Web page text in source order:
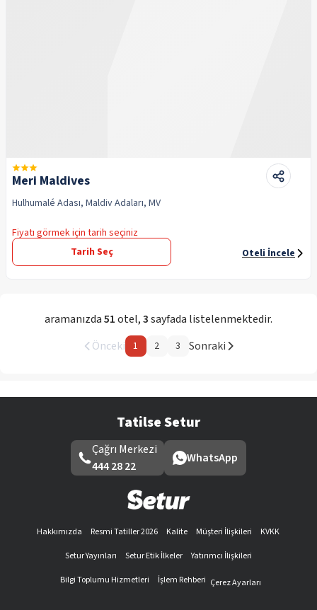
Meri Maldives
Hulhumalé Adası, Maldiv Adaları, MV
Fiyatı görmek için tarih seçiniz
Tarih Seç
Oteli İncele
aramanızda51otel,3sayfada listelenmektedir.
Önceki 1 2 3 Sonraki
Tatilse Setur
Çağrı Merkezi
444 28 22
WhatsApp
Hakkımızda Resmi Tatiller 2026 Kalite Müşteri İlişkileri
KVKK
Setur Yayınları
Setur Etik İlkeler
Yatırımcı İlişkileri
Bilgi Toplumu Hizmetleri
İşlem Rehberi Çerez Ayarları